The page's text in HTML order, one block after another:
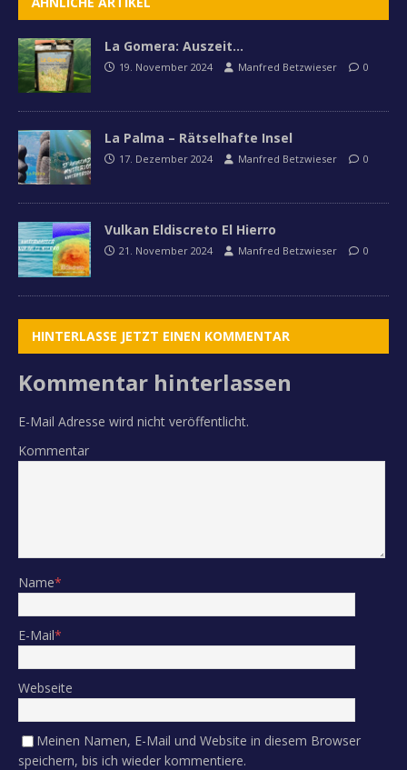
La Gomera: Auszeit…
19. November 2024 Manfred Betzwieser 0
La Palma – Rätselhafte Insel
17. Dezember 2024 Manfred Betzwieser 0
Vulkan Eldiscreto El Hierro
21. November 2024 Manfred Betzwieser 0
HINTERLASSE JETZT EINEN KOMMENTAR
Kommentar hinterlassen
E-Mail Adresse wird nicht veröffentlicht.
Kommentar
Name*
E-Mail*
Webseite
Meinen Namen, E-Mail und Website in diesem Browser
speichern, bis ich wieder kommentiere.